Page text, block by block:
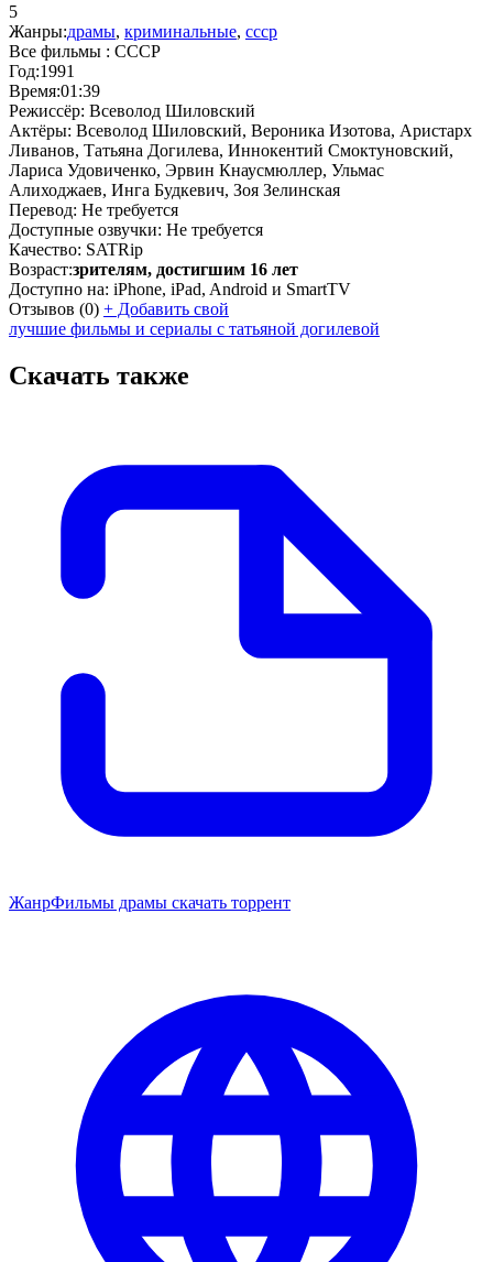
5
Жанры:драмы, криминальные, ссср
Все фильмы : СССР
Год:1991
Время:01:39
Режиссёр: Всеволод Шиловский
Актёры: Всеволод Шиловский, Вероника Изотова, Аристарх
Ливанов, Татьяна Догилева, Иннокентий Смоктуновский,
Лариса Удовиченко, Эрвин Кнаусмюллер, Ульмас
Алиходжаев, Инга Будкевич, Зоя Зелинская
Перевод: Не требуется
Доступные озвучки: Не требуется
Качество: SATRip
Возраст:зрителям, достигшим 16 лет
Доступно на: iPhone, iPad, Android и SmartTV
Отзывов (0) + Добавить свой
лучшие фильмы и сериалы с татьяной догилевой
Скачать также
ЖанрФильмы драмы скачать торрент